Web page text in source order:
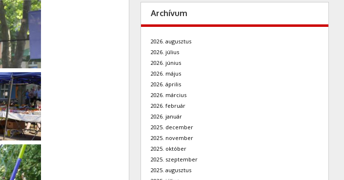
Archívum
2026. augusztus
2026. július
2026. június
2026. május
2026. április
2026. március
2026. február
2026. január
2025. december
2025. november
2025. október
2025. szeptember
2025. augusztus